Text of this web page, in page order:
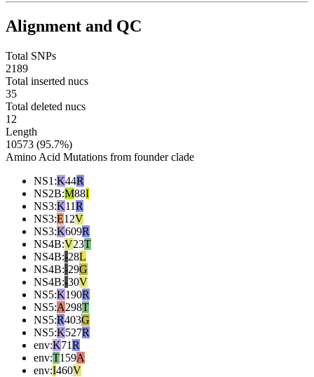
Alignment and QC
Total SNPs
2189
Total inserted nucs
35
Total deleted nucs
12
Length
10573 (95.7%)
Amino Acid Mutations from founder clade
NS1 :K44R
NS2B:M88I
NS3:K11R
NS3:E12V
NS3:K609R
NS4B:V23T
NS4B:-28L
NS4B:-29G
NS4B:-30V
NS5:K190R
NS5:A298T
NS5:R403G
NS5:K527R
env:K71R
env:T159A
env:I460V